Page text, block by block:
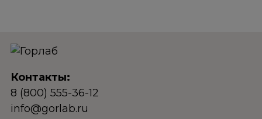
Контакты:
8 (800) 555-36-12
info@gorlab.ru